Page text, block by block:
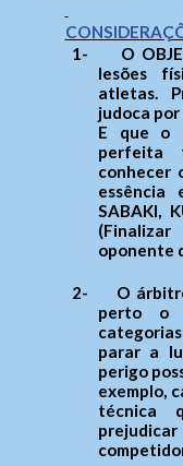
1-
O
lesões
atletas.
judoca
E que o
perfeita
conhecer
essência
SABAKI,
oponente
2-
O
perto o
parar a
perigo
exemplo,
técnica
Enviar